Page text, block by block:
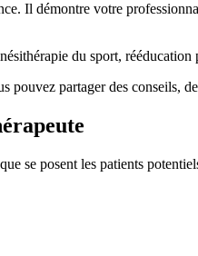
Il démontre votre
du sport,
pouvez partager des conseils,
se posent les patients